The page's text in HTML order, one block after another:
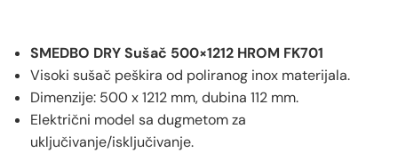
SMEDBO DRY Sušač 500×1212 HROM FK701
Visoki sušač peškira od poliranog inox materijala.
Dimenzije: 500 x 1212 mm, dubina 112 mm.
Električni model sa dugmetom za
uključivanje/isključivanje.